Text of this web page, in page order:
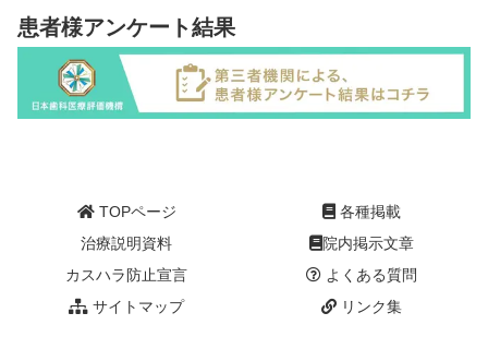
患者様アンケート結果
TOPページ
各種掲載
治療説明資料
院内掲示文章
カスハラ防止宣言
よくある質問
サイトマップ
リンク集